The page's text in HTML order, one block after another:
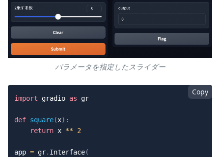
パラメータを指定したスライダー
Copy
import gradio as gr
def square(x) :
return x ** 2
app = gr. Interface(